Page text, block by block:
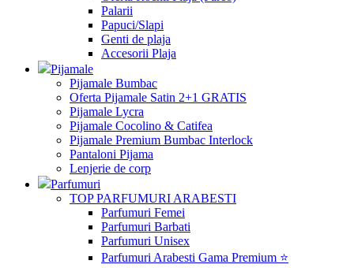
Palarii
Papuci/Slapi
Genti de plaja
Accesorii Plaja
Pijamale
Pijamale Bumbac
Oferta Pijamale Satin 2+1 GRATIS
Pijamale Lycra
Pijamale Cocolino & Catifea
Pijamale Premium Bumbac Interlock
Pantaloni Pijama
Lenjerie de corp
Parfumuri
TOP PARFUMURI ARABESTI
Parfumuri Femei
Parfumuri Barbati
Parfumuri Unisex
Parfumuri Arabesti Gama Premium ⭐